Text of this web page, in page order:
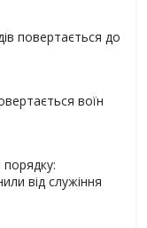
повертається до
воїн
порядку:
від служіння